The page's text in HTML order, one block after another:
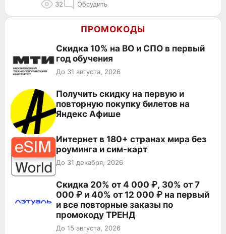
32 Обсудить
ПРОМОКОДЫ
Скидка 10% на ВО и СПО в первый
год обучения
До 31 августа, 2026
Получить скидку на первую и
повторную покупку билетов на
Яндекс Афише
Интернет в 180+ странах мира без
роуминга и сим-карт
До 31 декабря, 2026
Скидка 20% от 4 000 ₽, 30% от 7
000 ₽ и 40% от 12 000 ₽ на первый
и все повторные заказы по
промокоду ТРЕНД
До 15 августа, 2026